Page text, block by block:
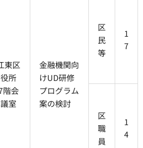
東区
役所
階会
議室
金融機関向
けUD研修
プログラム
案の検討
区
民
等
1
7
区
職
員
1
4